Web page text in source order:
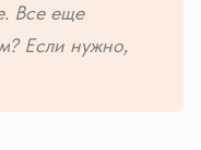
Все еще
Если нужно,